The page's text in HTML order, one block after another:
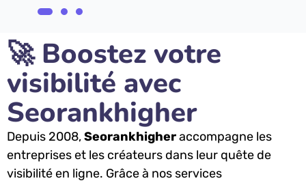
🚀 Boostez votre
visibilité avec
Seorankhigher
Depuis 2008,Seorankhigheraccompagne les
entreprises et les créateurs dans leur quête de
visibilité en ligne. Grâce à nos services